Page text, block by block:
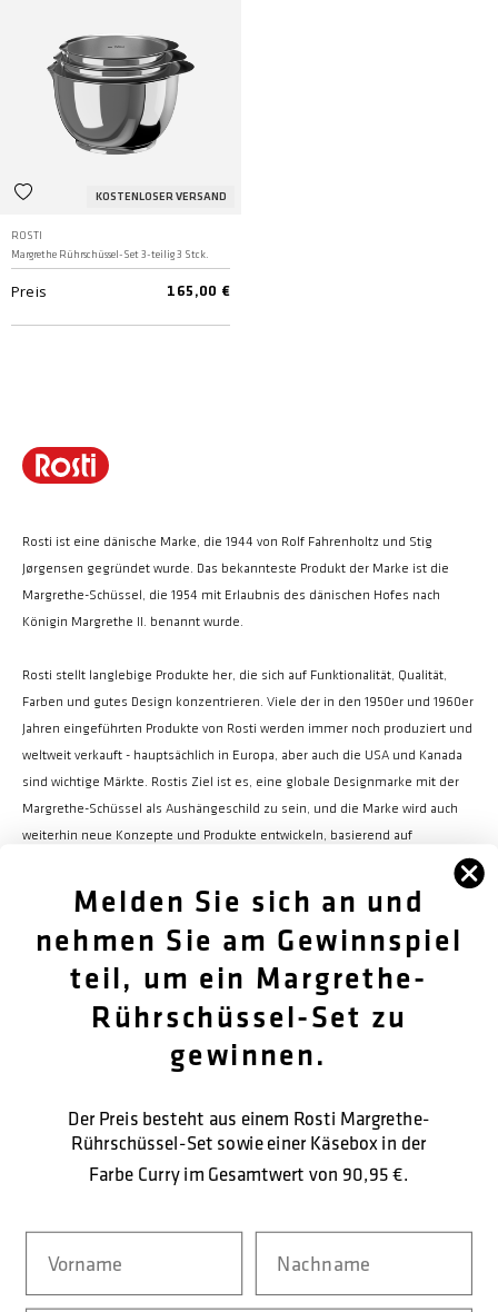
KOSTENLOSER VERSAND
ROSTI
Margrethe Rührschüssel-Set 3-teilig 3 Stck.
Preis 165,00 €
Rosti ist eine dänische Marke, die 1944 von Rolf Fahrenholtz und Stig
Jørgensen gegründet wurde. Das bekannteste Produkt der Marke ist die
Margrethe-Schüssel, die 1954 mit Erlaubnis des dänischen Hofes nach
Königin Margrethe II. benannt wurde.
Rosti stellt langlebige Produkte her, die sich auf Funktionalität, Qualität,
Farben und gutes Design konzentrieren. Viele der in den 1950er und 1960er
Jahren eingeführten Produkte von Rosti werden immer noch produziert und
weltweit verkauft - hauptsächlich in Europa, aber auch die USA und Kanada
sind wichtige Märkte. Rostis Ziel ist es, eine globale Designmarke mit der
Margrethe-Schüssel als Aushängeschild zu sein, und die Marke wird auch
weiterhin neue Konzepte und Produkte entwickeln, basierend auf
FØLG OS
KONTAKTIEREN SIE UNS
Melden Sie sich an und
nehmen Sie am Gewinnspiel
teil, um ein Margrethe-
Rührschüssel-Set zu
gewinnen.
Der Preis besteht aus einem Rosti Margrethe-
Rührschüssel-Set sowie einer Käsebox in der
Farbe Curry im Gesamtwert von 90,95 €.